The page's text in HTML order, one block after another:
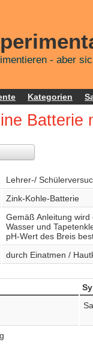
- aber
Kategorien
Batterie
Lehrer-/
Zink-Kohle-Batterie
Gemäß Anleitung
Wasser und
pH-Wert des Breis
durch Einatmen /